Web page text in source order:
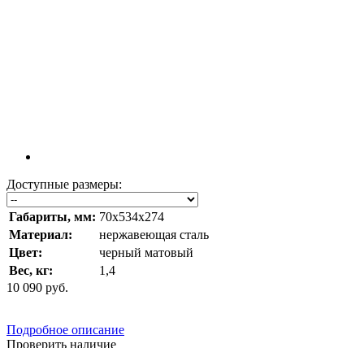
Доступные размеры:
Габариты, мм: 70x534x274
Материал:
нержавеющая сталь
Цвет:
черный матовый
Вес, кг:
1,4
10 090 руб.
Подробное описание
Проверить наличие